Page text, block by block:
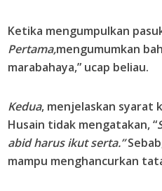
Ketika mengumpulkan
Pertama,mengumumkan
marabahaya,” ucap beliau.
Kedua, menjelaskan syarat
Husain tidak mengatakan, “
abid harus ikut serta.”
mampu menghancurkan